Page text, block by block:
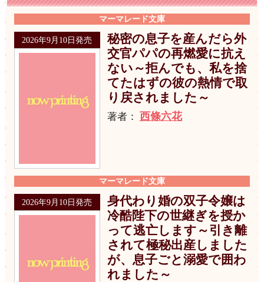
マーマレード文庫
2026年9月10日発売
秘密の息子を産んだら外
交官パパの再燃愛に抗え
ない～拒んでも、私を捨
てたはずの彼の熱情で取
り戻されました～
著者： 西條六花
マーマレード文庫
2026年9月10日発売
身代わり婚の双子令嬢は
冷酷陛下の世継ぎを授か
って逃亡します～引き離
されて極秘出産しました
が、息子ごと溺愛で囲わ
れました～